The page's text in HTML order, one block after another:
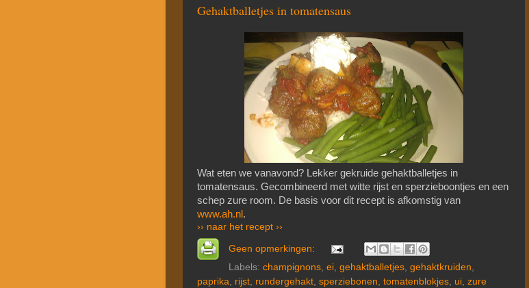
Gehaktballetjes in tomatensaus
Wat eten we vanavond? Lekker gekruide gehaktballetjes in
tomatensaus. Gecombineerd met witte rijst en sperzieboontjes en een
schep zure room. De basis voor dit recept is afkomstig van
www.ah.nl .
›› naar het recept ››
Geen opmerkingen:
Labels: champignons, ei, gehaktballetjes, gehaktkruiden,
paprika, rijst, rundergehakt, sperziebonen, tomatenblokjes, ui, zure